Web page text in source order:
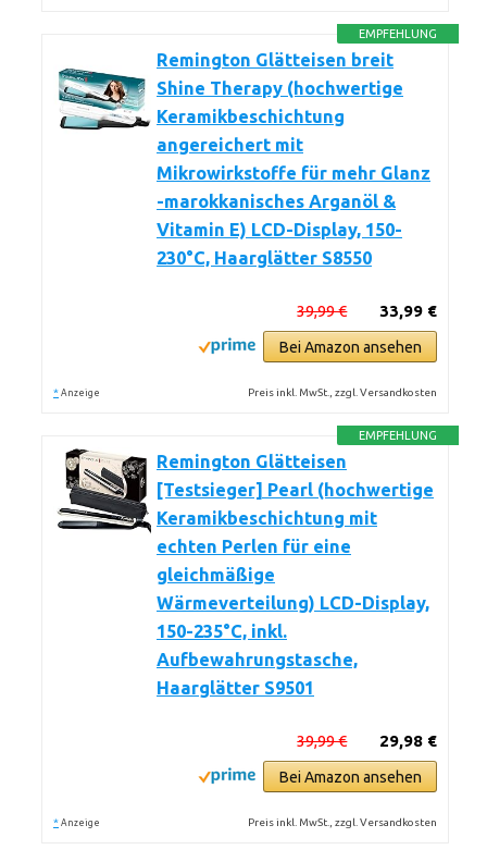
EMPFEHLUNG
Remington Glätteisen breit
Shine Therapy (hochwertige
Keramikbeschichtung
angereichert mit
Mikrowirkstoffe für mehr Glanz
-marokkanisches Arganöl &
Vitamin E) LCD-Display, 150-
230°C, Haarglätter S8550
33,99 €
39,99 €
Bei Amazon ansehen
* Anzeige Preis inkl. MwSt., zzgl. Versandkosten
EMPFEHLUNG
Remington Glätteisen
[Testsieger] Pearl (hochwertige
Keramikbeschichtung mit
echten Perlen für eine
gleichmäßige
Wärmeverteilung) LCD-Display,
150-235°C, inkl.
Aufbewahrungstasche,
Haarglätter S9501
29,98 €
39,99 €
Bei Amazon ansehen
* Anzeige Preis inkl. MwSt., zzgl. Versandkosten